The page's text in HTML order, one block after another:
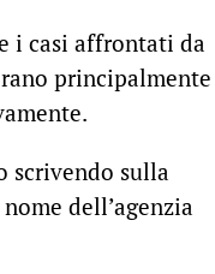
i casi affrontati da
principalmente
scrivendo sulla
dell’agenzia